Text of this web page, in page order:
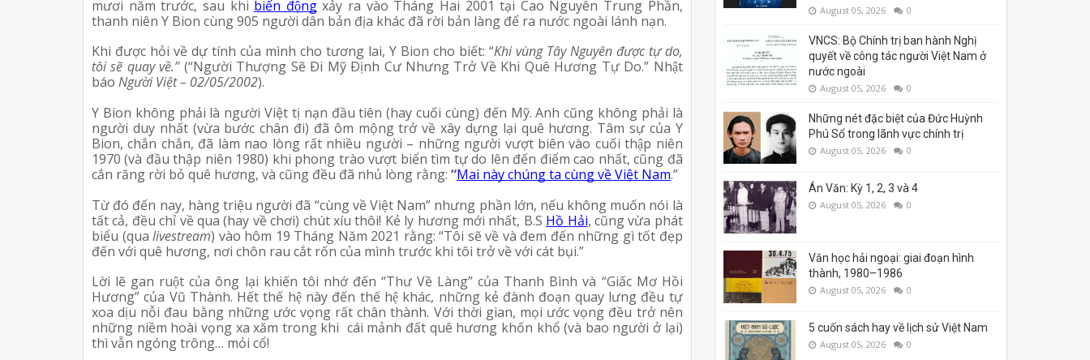
mươi năm trước, sau khi biến động xảy ra vào Tháng Hai 2001 tại Cao Nguyên Trung Phần,
thanh niên Y Bion cùng 905 người dân bản địa khác đã rời bản làng để ra nước ngoài lánh nạn.
Khi được hỏi về dự tính của mình cho tương lai, Y Bion cho biết: “Khi vùng Tây Nguyên được tự do,
tôi sẽ quay về.” (“Người Thượng Sẽ Ði Mỹ Ðịnh Cư Nhưng Trở Về Khi Quê Hương Tự Do.” Nhật
báo Người Việt – 02/05/2002).
Y Bion không phải là người Việt tị nạn đầu tiên (hay cuối cùng) đến Mỹ. Anh cũng không phải là
người duy nhất (vừa bước chân đi) đã ôm mộng trở về xây dựng lại quê hương. Tâm sự của Y
Bion, chắn chắn, đã làm nao lòng rất nhiều người – những người vượt biên vào cuối thập niên
1970 (và đầu thập niên 1980) khi phong trào vượt biển tìm tự do lên đến điểm cao nhất, cũng đã
cắn răng rời bỏ quê hương, và cũng đều đã nhủ lòng rằng: “Mai này chúng ta cùng về Việt Nam.”
Từ đó đến nay, hàng triệu người đã “cùng về Việt Nam” nhưng phần lớn, nếu không muốn nói là
tất cả, đều chỉ về qua (hay về chơi) chút xíu thôi! Kẻ ly hương mới nhất, B.S Hồ Hải, cũng vừa phát
biểu (qua livestream) vào hôm 19 Tháng Năm 2021 rằng: “Tôi sẽ về và đem đến những gì tốt đẹp
đến với quê hương, nơi chôn rau cắt rốn của mình trước khi tôi trở về với cát bụi.”
Lời lẽ gan ruột của ông lại khiến tôi nhớ đến “Thư Về Làng” của Thanh Bình và “Giấc Mơ Hồi
Hương” của Vũ Thành. Hết thế hệ này đến thế hệ khác, những kẻ đành đoạn quay lưng đều tự
xoa dịu nỗi đau bằng những ước vọng rất chân thành. Với thời gian, mọi ước vọng đều trở nên
những niềm hoài vọng xa xăm trong khi  cái mảnh đất quê hương khốn khổ (và bao người ở lại)
thì vẫn ngóng trông… mỏi cổ!
August 05, 2026 0
VNCS: Bộ Chính trị ban hành Nghị
quyết về công tác người Việt Nam ở
nước ngoài
August 05, 2026 0
Những nét đặc biệt của Đức Huỳnh
Phú Sổ trong lãnh vực chính trị
August 05, 2026 0
Án Văn: Kỳ 1, 2, 3 và 4
August 05, 2026 0
Văn học hải ngoại: giai đoạn hình
thành, 1980–1986
August 05, 2026 0
5 cuốn sách hay về lịch sử Việt Nam
August 05, 2026 0